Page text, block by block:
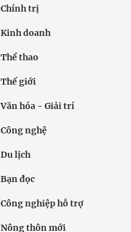
Chính trị
Kinh doanh
Thể thao
Thế giới
Văn hóa - Giải trí
Công nghệ
Du lịch
Bạn đọc
Công nghiệp hỗ trợ
Nông thôn mới